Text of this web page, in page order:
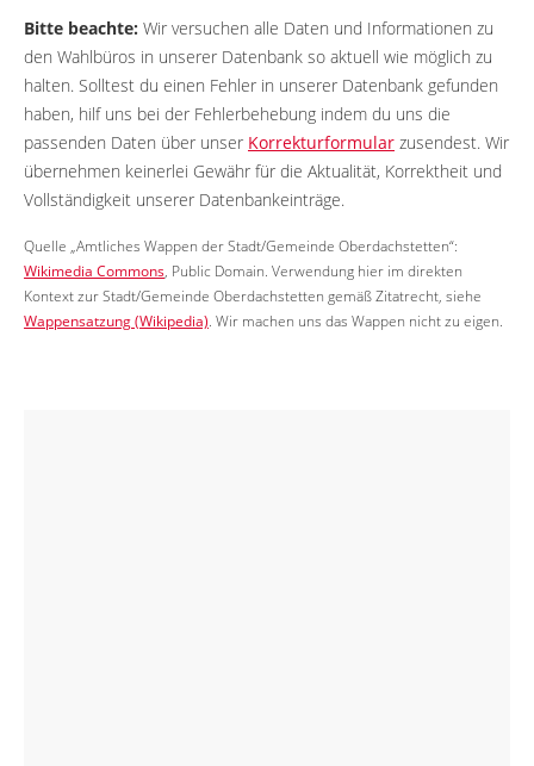
Bitte beachte: Wir versuchen alle Daten und Informationen zu
den Wahlbüros in unserer Datenbank so aktuell wie möglich zu
halten. Solltest du einen Fehler in unserer Datenbank gefunden
haben, hilf uns bei der Fehlerbehebung indem du uns die
passenden Daten über unser Korrekturformular zusendest. Wir
übernehmen keinerlei Gewähr für die Aktualität, Korrektheit und
Vollständigkeit unserer Datenbankeinträge.
Quelle „Amtliches Wappen der Stadt/Gemeinde Oberdachstetten“:
Wikimedia Commons, Public Domain. Verwendung hier im direkten
Kontext zur Stadt/Gemeinde Oberdachstetten gemäß Zitatrecht, siehe
Wappensatzung (Wikipedia). Wir machen uns das Wappen nicht zu eigen.